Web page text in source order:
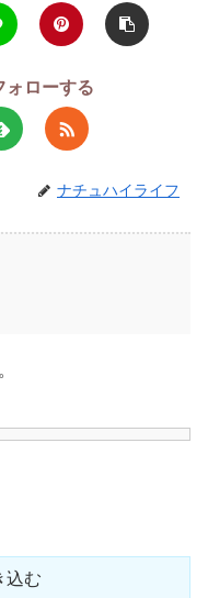
ォローする
ナチュハイライフ
込む